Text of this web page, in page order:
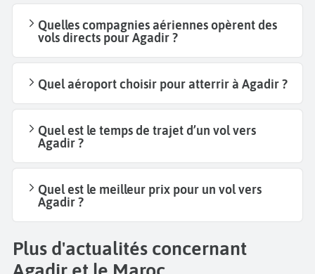
Quelles compagnies aériennes opèrent des
vols directs pour Agadir ?
Quel aéroport choisir pour atterrir à Agadir ?
Quel est le temps de trajet d’un vol vers
Agadir ?
Quel est le meilleur prix pour un vol vers
Agadir ?
Plus d'actualités concernant